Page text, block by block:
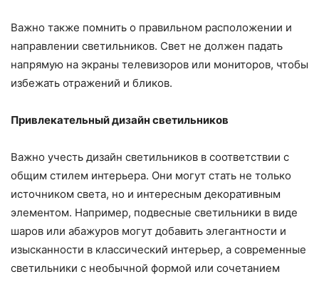
Важно также помнить о правильном расположении и
направлении светильников. Свет не должен падать
напрямую на экраны телевизоров или мониторов, чтобы
избежать отражений и бликов.
Привлекательный дизайн светильников
Важно учесть дизайн светильников в соответствии с
общим стилем интерьера. Они могут стать не только
источником света, но и интересным декоративным
элементом. Например, подвесные светильники в виде
шаров или абажуров могут добавить элегантности и
изысканности в классический интерьер, а современные
светильники с необычной формой или сочетанием